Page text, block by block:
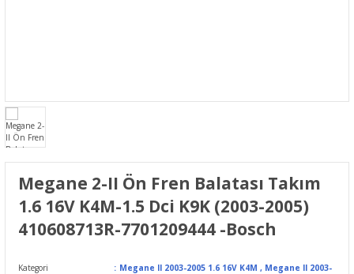
Megane 2-II Ön Fren Balatası Takım
1.6 16V K4M-1.5 Dci K9K (2003-2005)
410608713R-7701209444 -Bosch
Kategori Megane II 2003-2005 1.6 16V K4M , Megane II 2003-